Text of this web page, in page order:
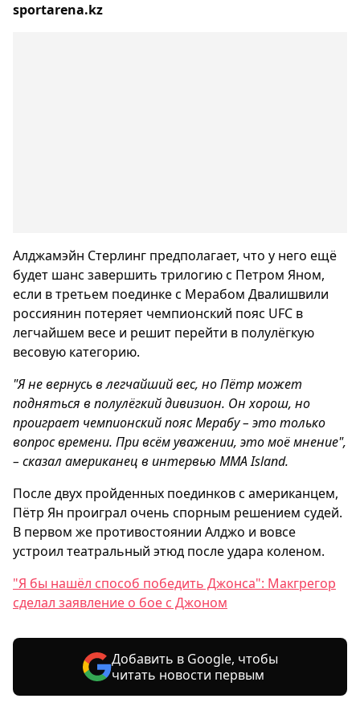
sportarena.kz
Алджамэйн Стерлинг предполагает, что у него ещё
будет шанс завершить трилогию с Петром Яном,
если в третьем поединке с Мерабом Двалишвили
россиянин потеряет чемпионский пояс UFC в
легчайшем весе и решит перейти в полулёгкую
весовую категорию.
"Я не вернусь в легчайший вес, но Пётр может
подняться в полулёгкий дивизион. Он хорош, но
проиграет чемпионский пояс Мерабу – это только
вопрос времени. При всём уважении, это моё мнение",
– сказал американец в интервью MMA Island.
После двух пройденных поединков с американцем,
Пётр Ян проиграл очень спорным решением судей.
В первом же противостоянии Алджо и вовсе
устроил театральный этюд после удара коленом.
"Я бы нашёл способ победить Джонса": Макгрегор
сделал заявление о бое с Джоном
Добавить в Google, чтобы
читать новости первым